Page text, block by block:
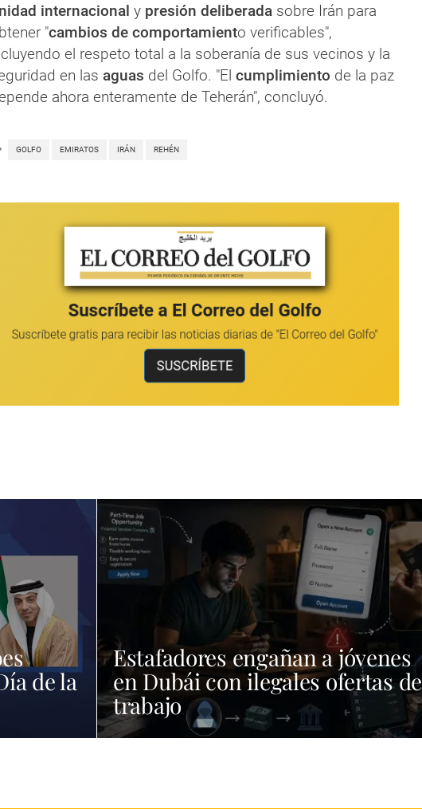
internacional y presión deliberada sobre Irán para
"cambios de comportamiento verificables",
el respeto total a la soberanía de sus vecinos y la
en las aguas del Golfo. "El cumplimiento de la paz
ahora enteramente de Teherán", concluyó.
GOLFO EMIRATOS IRÁN REHÉN
de la
Estafadores engañan a jóvenes
en Dubái con ilegales ofertas de
trabajo